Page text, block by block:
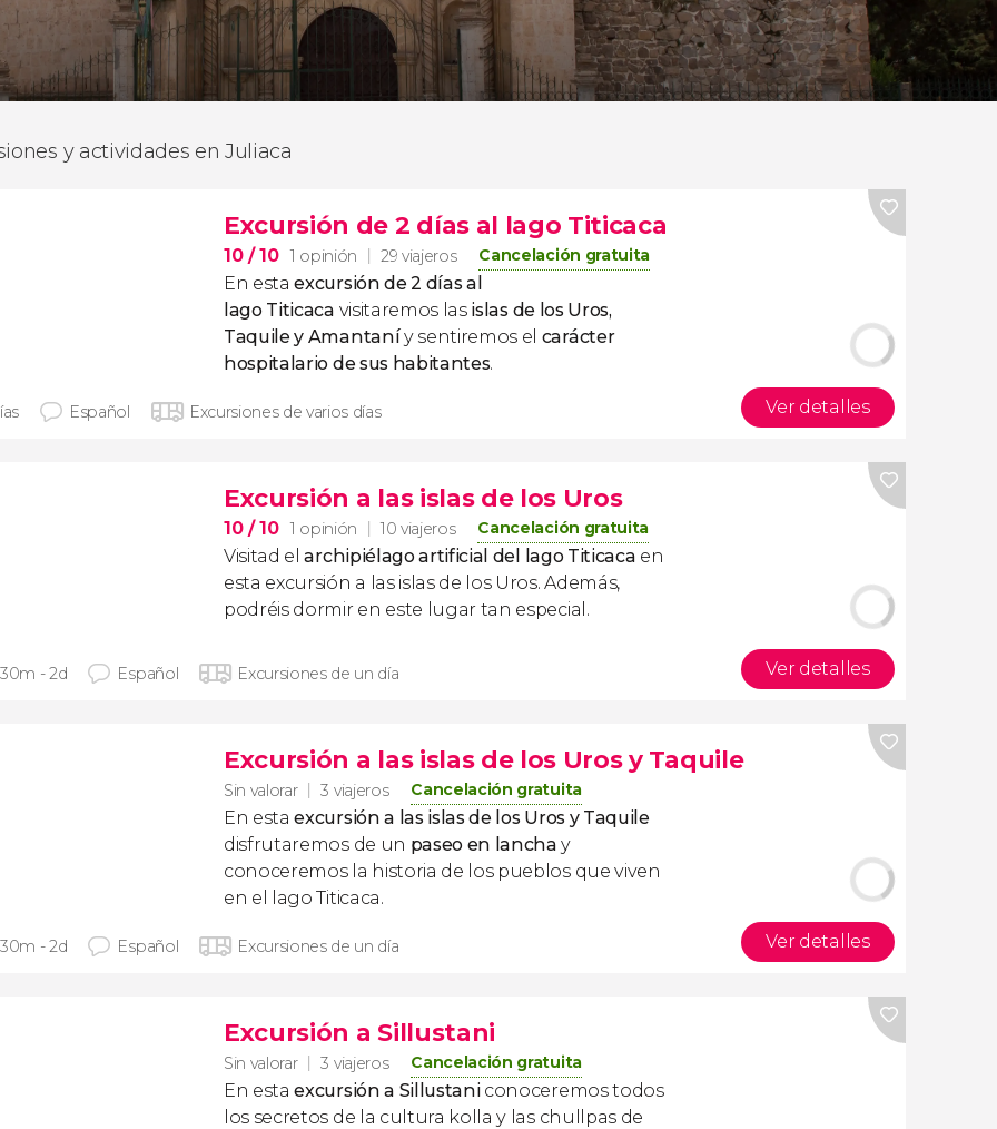
y actividades en Juliaca
Excursión de 2 días al lago Titicaca
10/ 10 1 opinión 29 viajeros Cancelación gratuita
En estaexcursión de 2 días al
lago Titicaca visitaremos las islas de los Uros,
Taquile y Amantaníy sentiremos el carácter
hospitalario de sus habitantes.
Español Excursiones de varios días Ver detalles
Excursión a las islas de los Uros
10/ 10 1 opinión 10 viajeros Cancelación gratuita
Visitad el archipiélago artificial del lago Titicaca en
esta excursión a las islas de los Uros. Además,
podréis dormir en este lugar tan especial.
- 2d Español Excursiones de un día Ver detalles
Excursión a las islas de los Uros y Taquile
Sin valorar 3 viajeros Cancelación gratuita
En estaexcursión a las islas de los Uros y Taquile
disfrutaremos de un paseo en lancha y
conoceremos la historia de los pueblos que viven
en el lago Titicaca.
- 2d Español Excursiones de un día Ver detalles
Excursión a Sillustani
Sin valorar 3 viajeros Cancelación gratuita
En esta excursión a Sillustaniconoceremos todos
los secretos de la cultura kolla y las chullpas de